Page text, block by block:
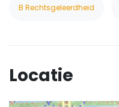
B Rechtsgeleerdheid
Locatie